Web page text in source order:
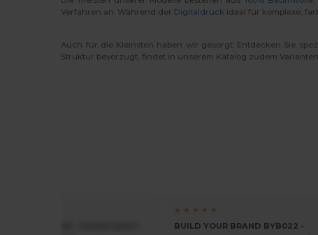
Verfahren an. Während der Digitaldruck ideal für komplexe,
Auch für die Kleinsten haben wir gesorgt: Entdecken Sie
Struktur bevorzugt, findet in unserem Katalog zudem
★ ★ ★ ★ ★
BUILD YOUR BRAND BYB022 -